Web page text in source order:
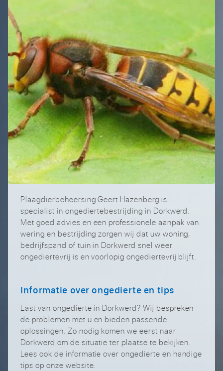
Plaagdierbeheersing Geert Hazenberg is
specialist in ongediertebestrijding in Dorkwerd.
Met goed advies en een professionele aanpak van
wering en bestrijding zorgen wij dat uw woning,
bedrijfspand of tuin in Dorkwerd snel weer
ongediertevrij is en voorlopig ongediertevrij blijft.
Informatie over ongedierte en tips
Last van ongedierte in Dorkwerd? Wij bespreken
de problemen met u en bieden passende
oplossingen. Zo nodig komen we eerst naar
Dorkwerd om de situatie ter plaatse te bekijken.
Lees ook de informatie over ongedierte en handige
tips op onze website.